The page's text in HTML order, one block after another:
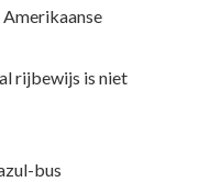
rijbewijs is niet
bus